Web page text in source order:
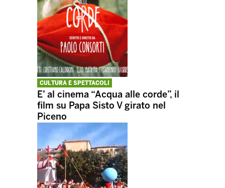
CULTURA E SPETTACOLI
E’ al cinema “Acqua alle corde”, il
film su Papa Sisto V girato nel
Piceno